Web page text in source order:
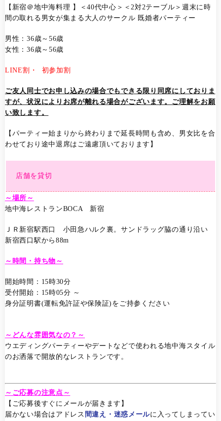
【新宿＠地中海料理 】＜40代中心＞＜2対2テーブル＞週末に時
間の取れる男女が集まる大人のサークル 既婚者パーティー
男性：36歳～56歳
女性：36歳～56歳
LINE割 ・ 初参加割
ご友人同士でお申し込みの場合でもできる限り同席にしておりま
すが、状況によりお席が離れる場合がございます。ご理解をお願
い致します。
【パーティー始まりから終わりまで延長時間も含め、男女比を合
わせており途中退席はご遠慮頂いております】
店舗を貸切
～場所～
地中海レストランBOCA 新宿
ＪＲ新宿駅西口 小田急ハルク裏。サンドラッグ脇の通り沿い
新宿西口駅から88m
～時間・持ち物～
開始時間：15時30分
受付開始：15時05分 ～
身分証明書(運転免許証や保険証)をご持参ください
～どんな雰囲気なの？～
ウエディングパーティーやデートなどで使われる地中海スタイル
のお洒落で開放的なレストランです。
～ご応募の注意点～
【ご応募後すぐにメールが届きます】
届かない場合はアドレス 間違え・迷惑メールに入ってしまってい